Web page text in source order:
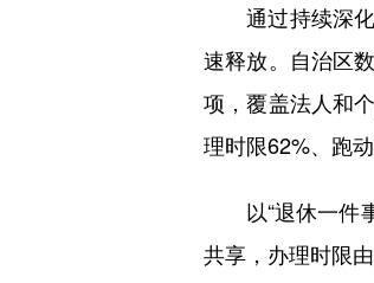
通过持续深化
速释放。自治区
项，覆盖法人和
理时限62%、跑动
以“退休一件事
共享，办理时限